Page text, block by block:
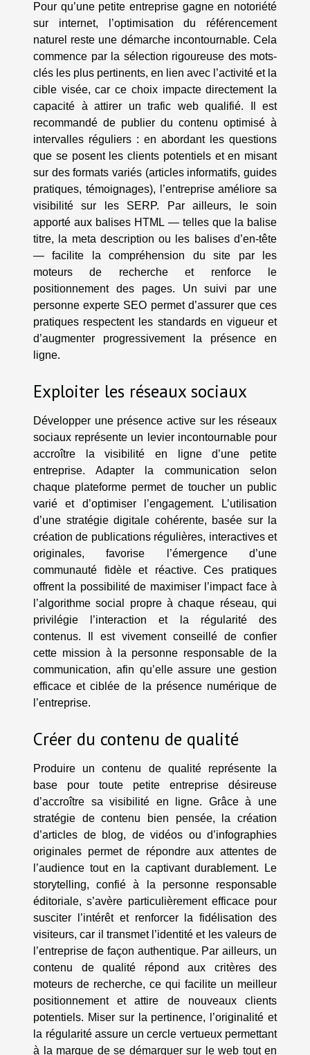
Pour qu’une petite entreprise gagne en notoriété
sur internet, l’optimisation du référencement
naturel reste une démarche incontournable. Cela
commence par la sélection rigoureuse des mots-
clés les plus pertinents, en lien avec l’activité et la
cible visée, car ce choix impacte directement la
capacité à attirer un trafic web qualifié. Il est
recommandé de publier du contenu optimisé à
intervalles réguliers : en abordant les questions
que se posent les clients potentiels et en misant
sur des formats variés (articles informatifs, guides
pratiques, témoignages), l’entreprise améliore sa
visibilité sur les SERP. Par ailleurs, le soin
apporté aux balises HTML — telles que la balise
titre, la meta description ou les balises d’en-tête
— facilite la compréhension du site par les
moteurs de recherche et renforce le
positionnement des pages. Un suivi par une
personne experte SEO permet d’assurer que ces
pratiques respectent les standards en vigueur et
d’augmenter progressivement la présence en
ligne.
Exploiter les réseaux sociaux
Développer une présence active sur les réseaux
sociaux représente un levier incontournable pour
accroître la visibilité en ligne d’une petite
entreprise. Adapter la communication selon
chaque plateforme permet de toucher un public
varié et d’optimiser l’engagement. L’utilisation
d’une stratégie digitale cohérente, basée sur la
création de publications régulières, interactives et
originales, favorise l’émergence d’une
communauté fidèle et réactive. Ces pratiques
offrent la possibilité de maximiser l’impact face à
l’algorithme social propre à chaque réseau, qui
privilégie l’interaction et la régularité des
contenus. Il est vivement conseillé de confier
cette mission à la personne responsable de la
communication, afin qu’elle assure une gestion
efficace et ciblée de la présence numérique de
l’entreprise.
Créer du contenu de qualité
Produire un contenu de qualité représente la
base pour toute petite entreprise désireuse
d’accroître sa visibilité en ligne. Grâce à une
stratégie de contenu bien pensée, la création
d’articles de blog, de vidéos ou d’infographies
originales permet de répondre aux attentes de
l’audience tout en la captivant durablement. Le
storytelling, confié à la personne responsable
éditoriale, s’avère particulièrement efficace pour
susciter l’intérêt et renforcer la fidélisation des
visiteurs, car il transmet l’identité et les valeurs de
l’entreprise de façon authentique. Par ailleurs, un
contenu de qualité répond aux critères des
moteurs de recherche, ce qui facilite un meilleur
positionnement et attire de nouveaux clients
potentiels. Miser sur la pertinence, l’originalité et
la régularité assure un cercle vertueux permettant
à la marque de se démarquer sur le web tout en